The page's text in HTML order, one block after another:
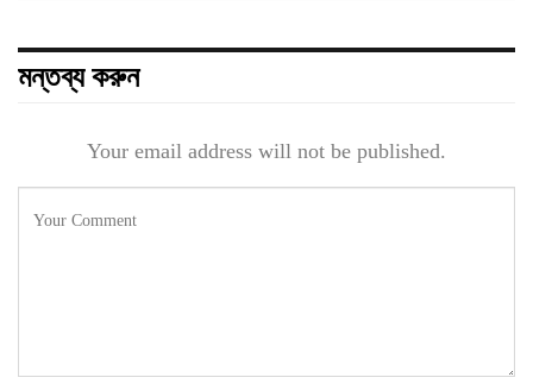
মন্তব্য করুন
Your email address will not be published.